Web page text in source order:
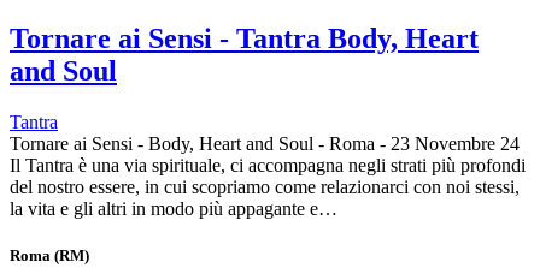
Tornare ai Sensi - Tantra Body, Heart
and Soul
Tantra
Tornare ai Sensi - Body, Heart and Soul - Roma - 23 Novembre 24
Il Tantra è una via spirituale, ci accompagna negli strati più profondi
del nostro essere, in cui scopriamo come relazionarci con noi stessi,
la vita e gli altri in modo più appagante e…
Roma (RM)